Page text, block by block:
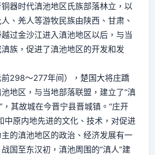
器时代滇池地区氏族部落林立，以
、羌人等游牧民族由陕西、甘肃、
过金沙江进入滇池地区以后，与当
族，促进了滇池地区的开发和发
298～277年间），楚国大将庄蹻
地区，与当地部落联盟，建立了“滇
，其故城在今晋宁县晋城镇。“庄开
中原内地先进的文化、技术，对促进
的滇池地区的政治、经济发展有一
国至东汉初，滇池周围的“滇人”建